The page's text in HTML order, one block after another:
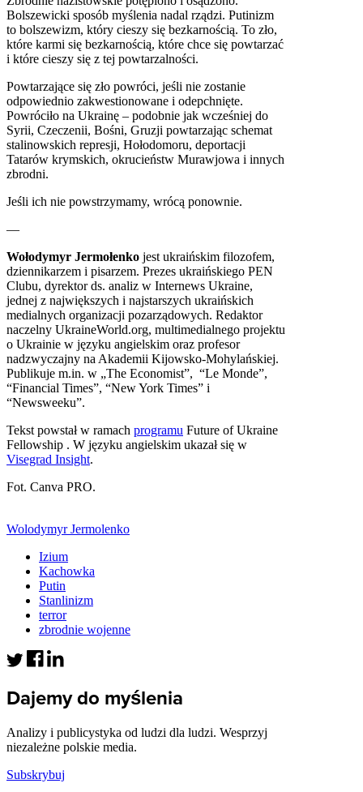
Bolszewicki sposób myślenia nadal rządzi. Putinizm
to bolszewizm, który cieszy się bezkarnością. To zło,
które karmi się bezkarnością, które chce się powtarzać
i które cieszy się z tej powtarzalności.
Powtarzające się zło powróci, jeśli nie zostanie
odpowiednio zakwestionowane i odepchnięte.
Powróciło na Ukrainę – podobnie jak wcześniej do
Syrii, Czeczenii, Bośni, Gruzji powtarzając schemat
stalinowskich represji, Hołodomoru, deportacji
Tatarów krymskich, okrucieństw Murawjowa i innych
zbrodni.
Jeśli ich nie powstrzymamy, wrócą ponownie.
—
Wołodymyr Jermołenko jest ukraińskim filozofem,
dziennikarzem i pisarzem. Prezes ukraińskiego PEN
Clubu, dyrektor ds. analiz w Internews Ukraine,
jednej z największych i najstarszych ukraińskich
medialnych organizacji pozarządowych. Redaktor
naczelny UkraineWorld.org, multimedialnego projektu
o Ukrainie w języku angielskim oraz profesor
nadzwyczajny na Akademii Kijowsko-Mohylańskiej.
Publikuje m.in. w „The Economist”, “Le Monde”,
“Financial Times”, “New York Times” i
“Newsweeku”.
Tekst powstał w ramach programu Future of Ukraine
Fellowship . W języku angielskim ukazał się w
Visegrad Insight.
Fot. Canva PRO.
Wolodymyr Jermolenko
Izium
Kachowka
Putin
Stanlinizm
terror
zbrodnie wojenne
Dajemy do myślenia
Analizy i publicystyka od ludzi dla ludzi. Wesprzyj
niezależne polskie media.
Subskrybuj